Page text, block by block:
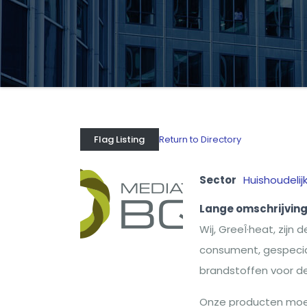
Flag Listing Return to Directory
Sector
Lange omschrijving
Wij, GreeÎ·heat, zijn
consument,
brandstoffen voor
Onze producten